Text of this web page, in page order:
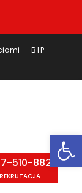
BIP
510-882
REKRUTACJA